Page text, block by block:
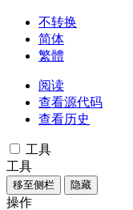
不转换
简体
繁體
阅读
查看源代码
查看历史
工具
工具
移至侧栏 隐藏
操作